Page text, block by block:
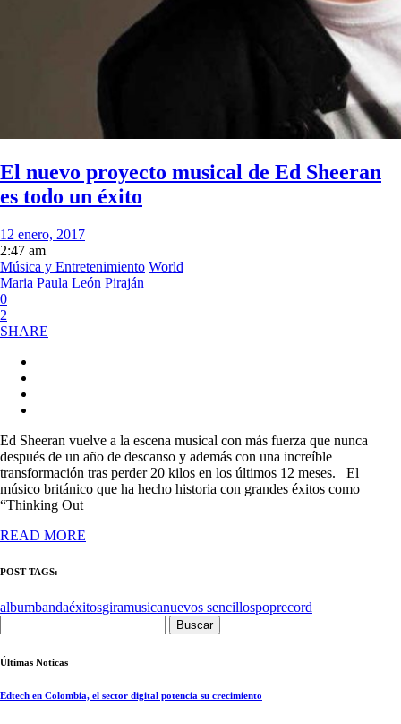
El nuevo proyecto musical de Ed Sheeran
es todo un éxito
12 enero, 2017
2:47 am
Música y Entretenimiento World
Maria Paula León Piraján
0
2
SHARE
Ed Sheeran vuelve a la escena musical con más fuerza que nunca
después de un año de descanso y además con una increíble
transformación tras perder 20 kilos en los últimos 12 meses. El
músico británico que ha hecho historia con grandes éxitos como
“Thinking Out
READ MORE
POST TAGS:
albumbandaéxitosgiramusicanuevos sencillospoprecord
Últimas Noticas
Edtech en Colombia, el sector digital potencia su crecimiento